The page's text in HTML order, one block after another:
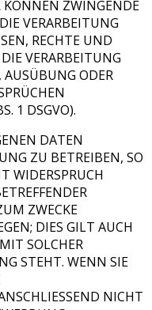
KÖNNEN ZWINGENDE
VERARBEITUNG
RECHTE UND
VERARBEITUNG
ODER
1 DSGVO).
DATEN
ZU BETREIBEN, SO
WIDERSPRUCH
ZWECKE
DIES GILT AUCH
SOLCHER
STEHT. WENN SIE
NICHT